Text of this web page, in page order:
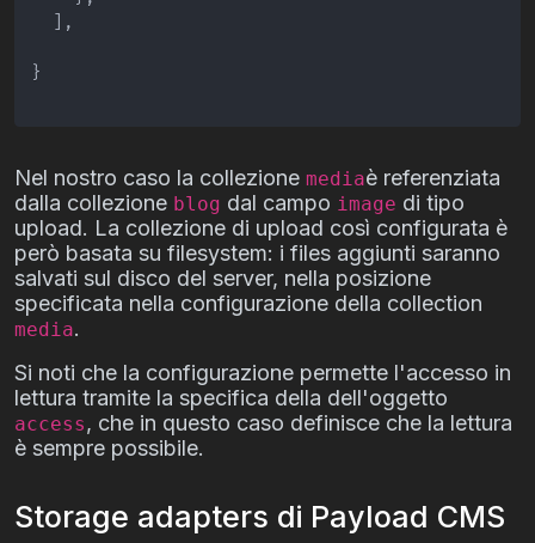
,
}
Nel nostro caso la collezione mediaè referenziata
dalla collezione blog dal campo image di tipo
upload. La collezione di upload così configurata è
però basata su filesystem: i files aggiunti saranno
salvati sul disco del server, nella posizione
specificata nella configurazione della collection
media.
Si noti che la configurazione permette l'accesso in
lettura tramite la specifica della dell'oggetto
access, che in questo caso definisce che la lettura
è sempre possibile.
Storage adapters di Payload CMS